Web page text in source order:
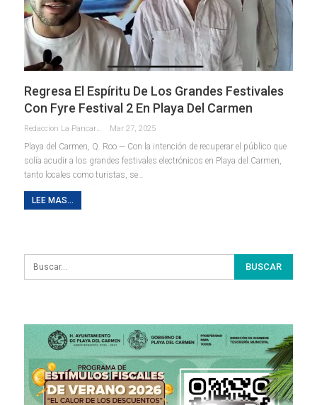
Regresa El Espíritu De Los Grandes Festivales
Con Fyre Festival 2 En Playa Del Carmen
Redaccion La Pancarta De Quintana Roo Mar 27, 2025
Playa del Carmen, Q. Roo.— Con la intención de recuperar el público que
solía acudir a los grandes festivales electrónicos en Playa del Carmen,
tanto locales como turistas, se…
LEE MAS...